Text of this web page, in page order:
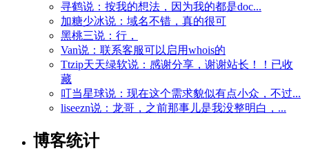
寻鹤说：按我的想法，因为我的都是doc...
加糖少冰说：域名不错，真的很可
黑桃三说：行，
Van说：联系客服可以启用whois的
Ttzip天天绿软说：感谢分享，谢谢站长！！已收
藏
叮当星球说：现在这个需求貌似有点小众，不过...
liseezn说：龙哥，之前那事儿是我没整明白，...
博客统计